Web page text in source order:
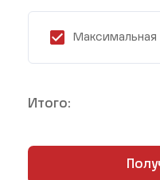
Максимальная
Итого: